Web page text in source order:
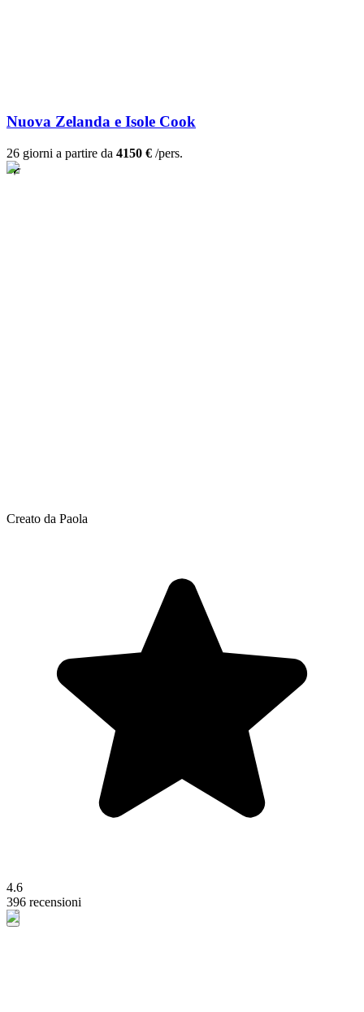
Nuova Zelanda e Isole Cook
26 giorni a partire da 4150 € /pers.
Creato da Paola
4.6
396 recensioni